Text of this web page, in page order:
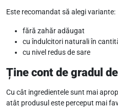
Este recomandat să alegi variante:
fără zahăr adăugat
cu îndulcitori naturali în
cu nivel redus de sare
Ține cont de gradul
Cu cât ingredientele sunt mai
atât produsul este perceput mai